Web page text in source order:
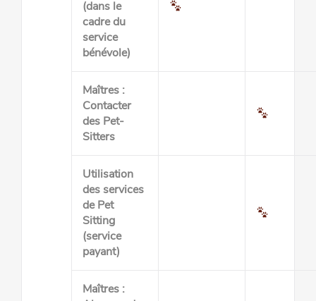
(dans le
cadre du
service
bénévole)
Maîtres :
Contacter
des Pet-
Sitters
Utilisation
des services
de Pet
Sitting
(service
payant)
Maîtres :